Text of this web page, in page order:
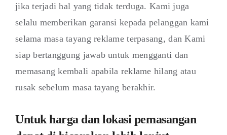
jika terjadi hal yang tidak terduga. Kami juga
selalu memberikan garansi kepada pelanggan kami
selama masa tayang reklame terpasang, dan Kami
siap bertanggung jawab untuk mengganti dan
memasang kembali apabila reklame hilang atau
rusak sebelum masa tayang berakhir.
Untuk harga dan lokasi pemasangan